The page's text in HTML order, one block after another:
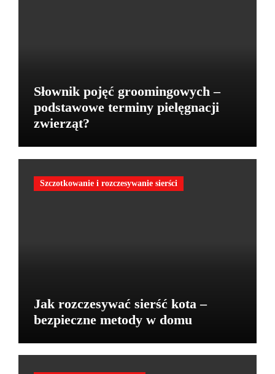
Słownik pojęć groomingowych –
podstawowe terminy pielęgnacji
zwierząt?
Szczotkowanie i rozczesywanie sierści
Jak rozczesywać sierść kota –
bezpieczne metody w domu